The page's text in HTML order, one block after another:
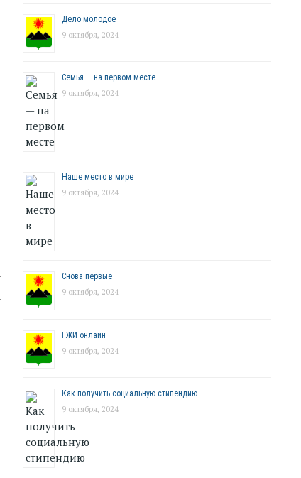
Дело молодое
9 октября, 2024
Семья — на первом месте
9 октября, 2024
Наше место в мире
9 октября, 2024
Снова первые
9 октября, 2024
ГЖИ онлайн
9 октября, 2024
Как получить социальную стипендию
9 октября, 2024